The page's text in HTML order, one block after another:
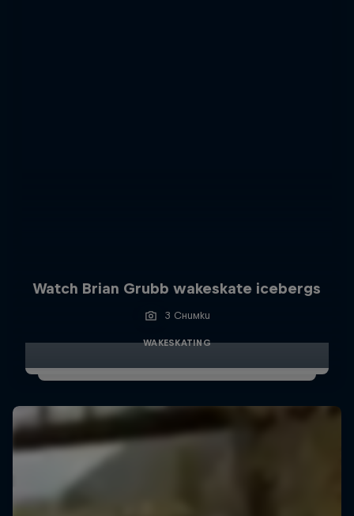
Watch Brian Grubb wakeskate icebergs
3 Снимки
WAKESKATING